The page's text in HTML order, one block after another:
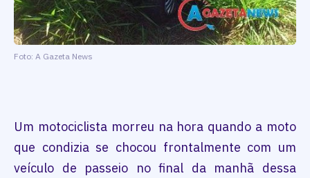
Foto: A Gazeta News
Um motociclista morreu na hora quando a moto
que condizia se chocou frontalmente com um
veículo de passeio no final da manhã dessa